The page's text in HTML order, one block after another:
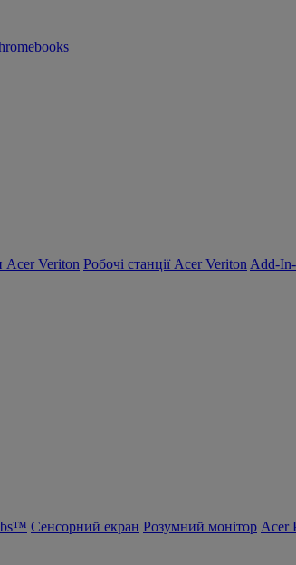
Veriton Робочі станції Acer Veriton Add-
Сенсорний екран Розумний монітор Acer